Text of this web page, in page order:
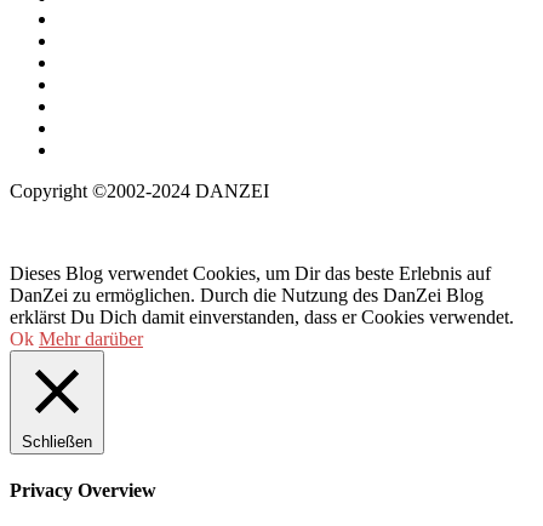
Copyright ©2002-2024 DANZEI
Dieses Blog verwendet Cookies, um Dir das beste Erlebnis auf
DanZei zu ermöglichen. Durch die Nutzung des DanZei Blog
erklärst Du Dich damit einverstanden, dass er Cookies verwendet.
Ok Mehr darüber
Schließen
Privacy Overview